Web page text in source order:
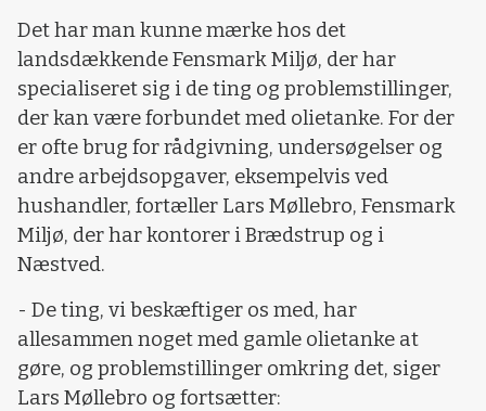
Det har man kunne mærke hos det
landsdækkende Fensmark Miljø, der har
specialiseret sig i de ting og problemstillinger,
der kan være forbundet med olietanke. For der
er ofte brug for rådgivning, undersøgelser og
andre arbejdsopgaver, eksempelvis ved
hushandler, fortæller Lars Møllebro, Fensmark
Miljø, der har kontorer i Brædstrup og i
Næstved.
- De ting, vi beskæftiger os med, har
allesammen noget med gamle olietanke at
gøre, og problemstillinger omkring det, siger
Lars Møllebro og fortsætter: